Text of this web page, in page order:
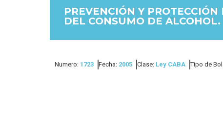
PREVENCIÓN Y
DEL CONSUMO DE ALCOHOL.
Numero: 1723 Fecha: 2005 Clase: Ley CABA Tipo de